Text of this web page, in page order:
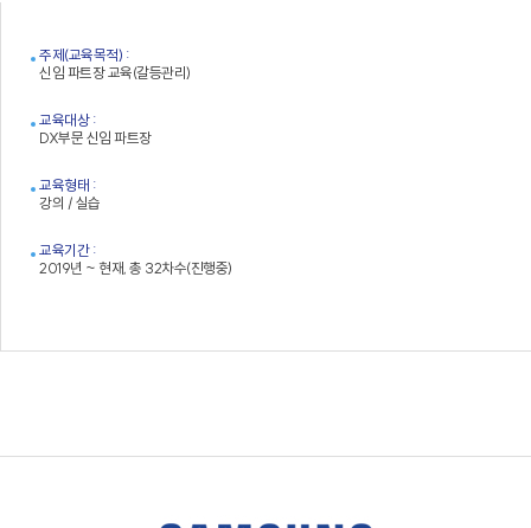
주제(교육목적) :
신임 파트장 교육(갈등관리)
교육대상 :
DX부문 신임 파트장
교육형태 :
강의 / 실습
교육기간 :
2019년 ~ 현재, 총 32차수(진행중)